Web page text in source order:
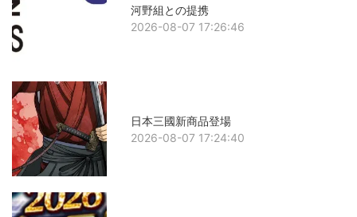
河野組との提携
2026-08-07 17:26:46
日本三國新商品登場
2026-08-07 17:24:40